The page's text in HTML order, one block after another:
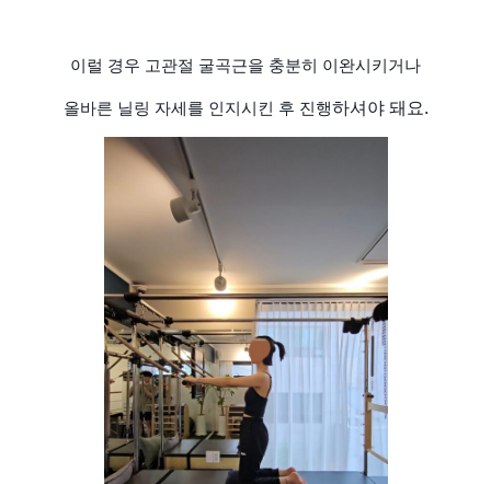
이럴 경우 고관절 굴곡근을 충분히 이완시키거나
올바른 닐링 자세를 인지시킨 후 진행하셔 야 돼요.